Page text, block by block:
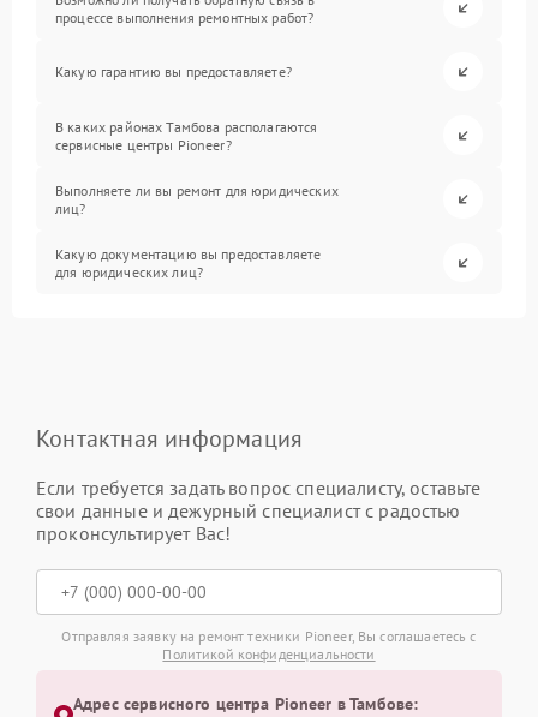
процессе выполнения ремонтных работ?
Какую гарантию вы предоставляете?
В каких районах Тамбова располагаются
сервисные центры Pioneer?
Выполняете ли вы ремонт для юридических
лиц?
Какую документацию вы предоставляете
для юридических лиц?
Контактная информация
Если требуется задать вопрос специалисту, оставьте
свои данные и дежурный специалист с радостью
проконсультирует Вас!
Отправляя заявку на ремонт техники Pioneer, Вы соглашаетесь с
Политикой конфиденциальности
Адрес сервисного центра Pioneer в Тамбове: